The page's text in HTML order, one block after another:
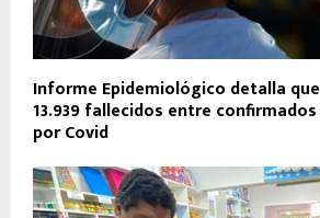
Informe Epidemiológico detalla
13.939 fallecidos entre
por Covid